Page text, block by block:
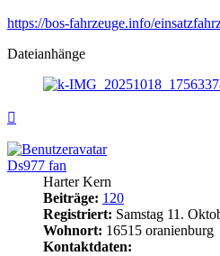
https://bos-fahrzeuge.info/
Dateianhänge
Ds977 fan
Harter Kern
Beiträge: 120
Registriert: Samstag 11.
Wohnort: 16515 oranienburg
Kontaktdaten: